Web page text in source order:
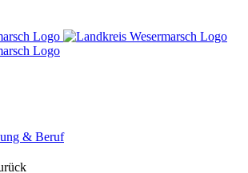
& Beruf